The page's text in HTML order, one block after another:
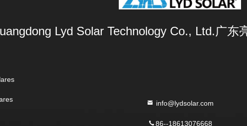
Lyd Solar Technology Co., Ltd.广东
info@lydsolar.com
86--18613076668